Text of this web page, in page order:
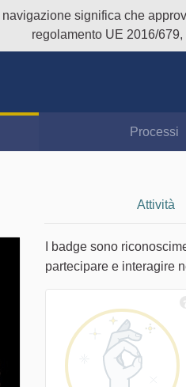
significa che
regolamento UE 2016/
Processi
Attività
I badge sono
partecipare e interagire